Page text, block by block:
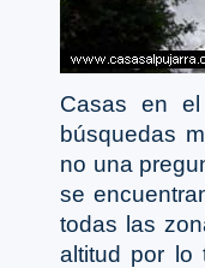
Casas en
búsquedas
no una
se
todas las
altitud por lo